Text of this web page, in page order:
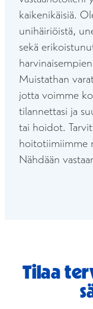
kaikenikäisiä.
unihäiriöistä,
sekä
Muistathan
jotta voimme
tilannettasi ja
tai hoidot.
hoitotiimiimme
Nähdään
Tilaa